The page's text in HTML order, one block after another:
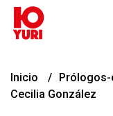
Inicio
Cecilia González